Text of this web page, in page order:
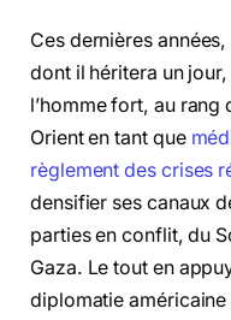
Ces dernières
dont il héritera un
l’homme fort, au
Orient en tant que
règlement des crises
densifier ses canaux
parties en conflit, du
Gaza. Le tout en
diplomatie